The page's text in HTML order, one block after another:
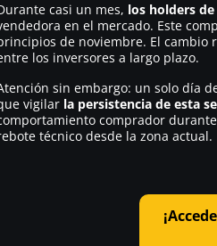
casi un mes, los holders de
en el mercado. Este
de noviembre. El cambio
los inversores a largo plazo.
sin embargo: un solo día
vigilar la persistencia de esta
comprador
técnico desde la zona actual.